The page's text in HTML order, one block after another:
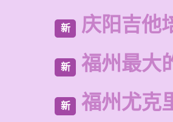
新 庆阳吉他
新 福州最大
新 福州尤克